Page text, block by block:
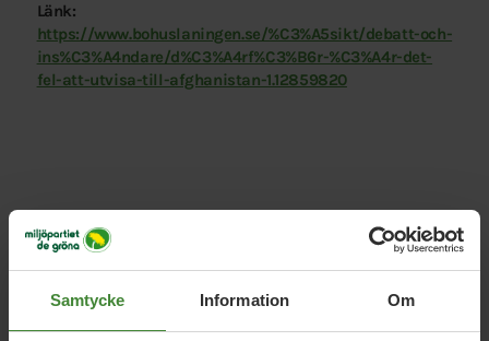
Samtycke Information Om
Länk:
https://www.bohuslaningen.se/%C3%A5sikt/debatt-och-
ins%C3%A4ndare/d%C3%A4rf%C3%B6r-%C3%A4r-det-
fel-att-utvisa-till-afghanistan-1.12859820
Relaterade nyheter